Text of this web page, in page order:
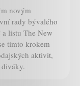
novým
rady bývalého
listu The New
tímto krokem
aktivit,